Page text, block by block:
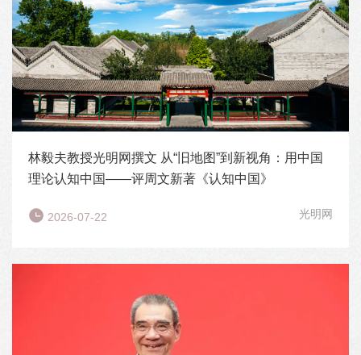
林毅夫教授光明网撰文 从“旧地图”到新视角：用中国
理论认知中国——评周文新著《认知中国》
2026-07-22 光明网